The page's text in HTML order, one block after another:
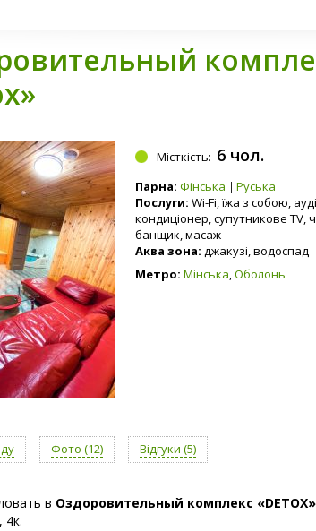
Місткість: 6 чол.
Парна: Фінська
Руська
Послуги: Wi-Fi, їжа з собою,
кондиціонер, супутникове TV,
банщик, масаж
Аква зона: джакузі, водоспад
Метро: Мінська,Оболонь
Фото (12) Відгуки (5)
в Оздоровительный комплекс
4к.